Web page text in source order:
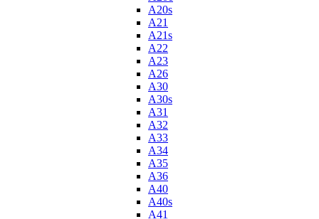
A20s
A21
A21s
A22
A23
A26
A30
A30s
A31
A32
A33
A34
A35
A36
A40
A40s
A41